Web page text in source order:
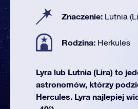
Znaczenie: Lutnia
Rodzina: Herkules
Lyra lub Lutnia (Lira) to
astronomów, którzy
Hercules. Lyra najlepiej